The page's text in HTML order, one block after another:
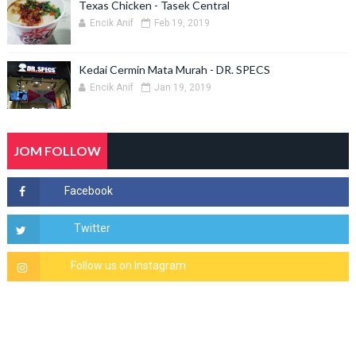
Texas Chicken - Tasek Central
Encik Anif Feb 19, 2019
Kedai Cermin Mata Murah - DR. SPECS
Encik Anif Jan 19, 2019
JOM FOLLOW